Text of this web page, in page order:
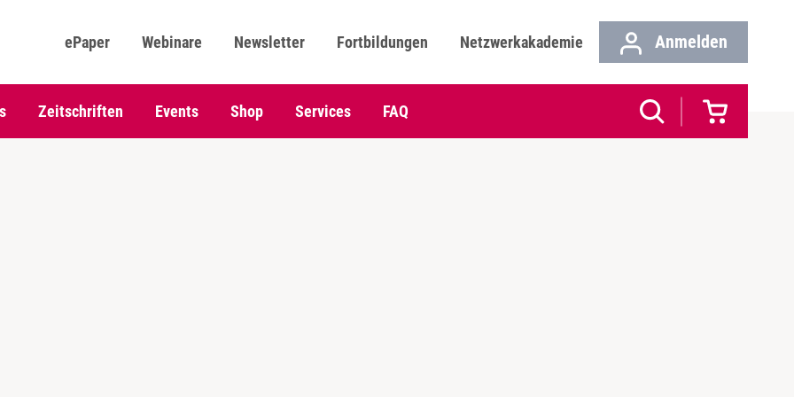
ePaper Webinare Newsletter Fortbildungen Netzwerkakademie Anmelden
Zeitschriften Events Shop Services FAQ